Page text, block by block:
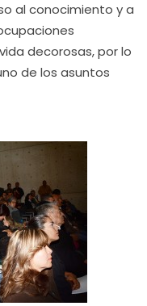
al conocimiento y a
decorosas, por lo
de los asuntos